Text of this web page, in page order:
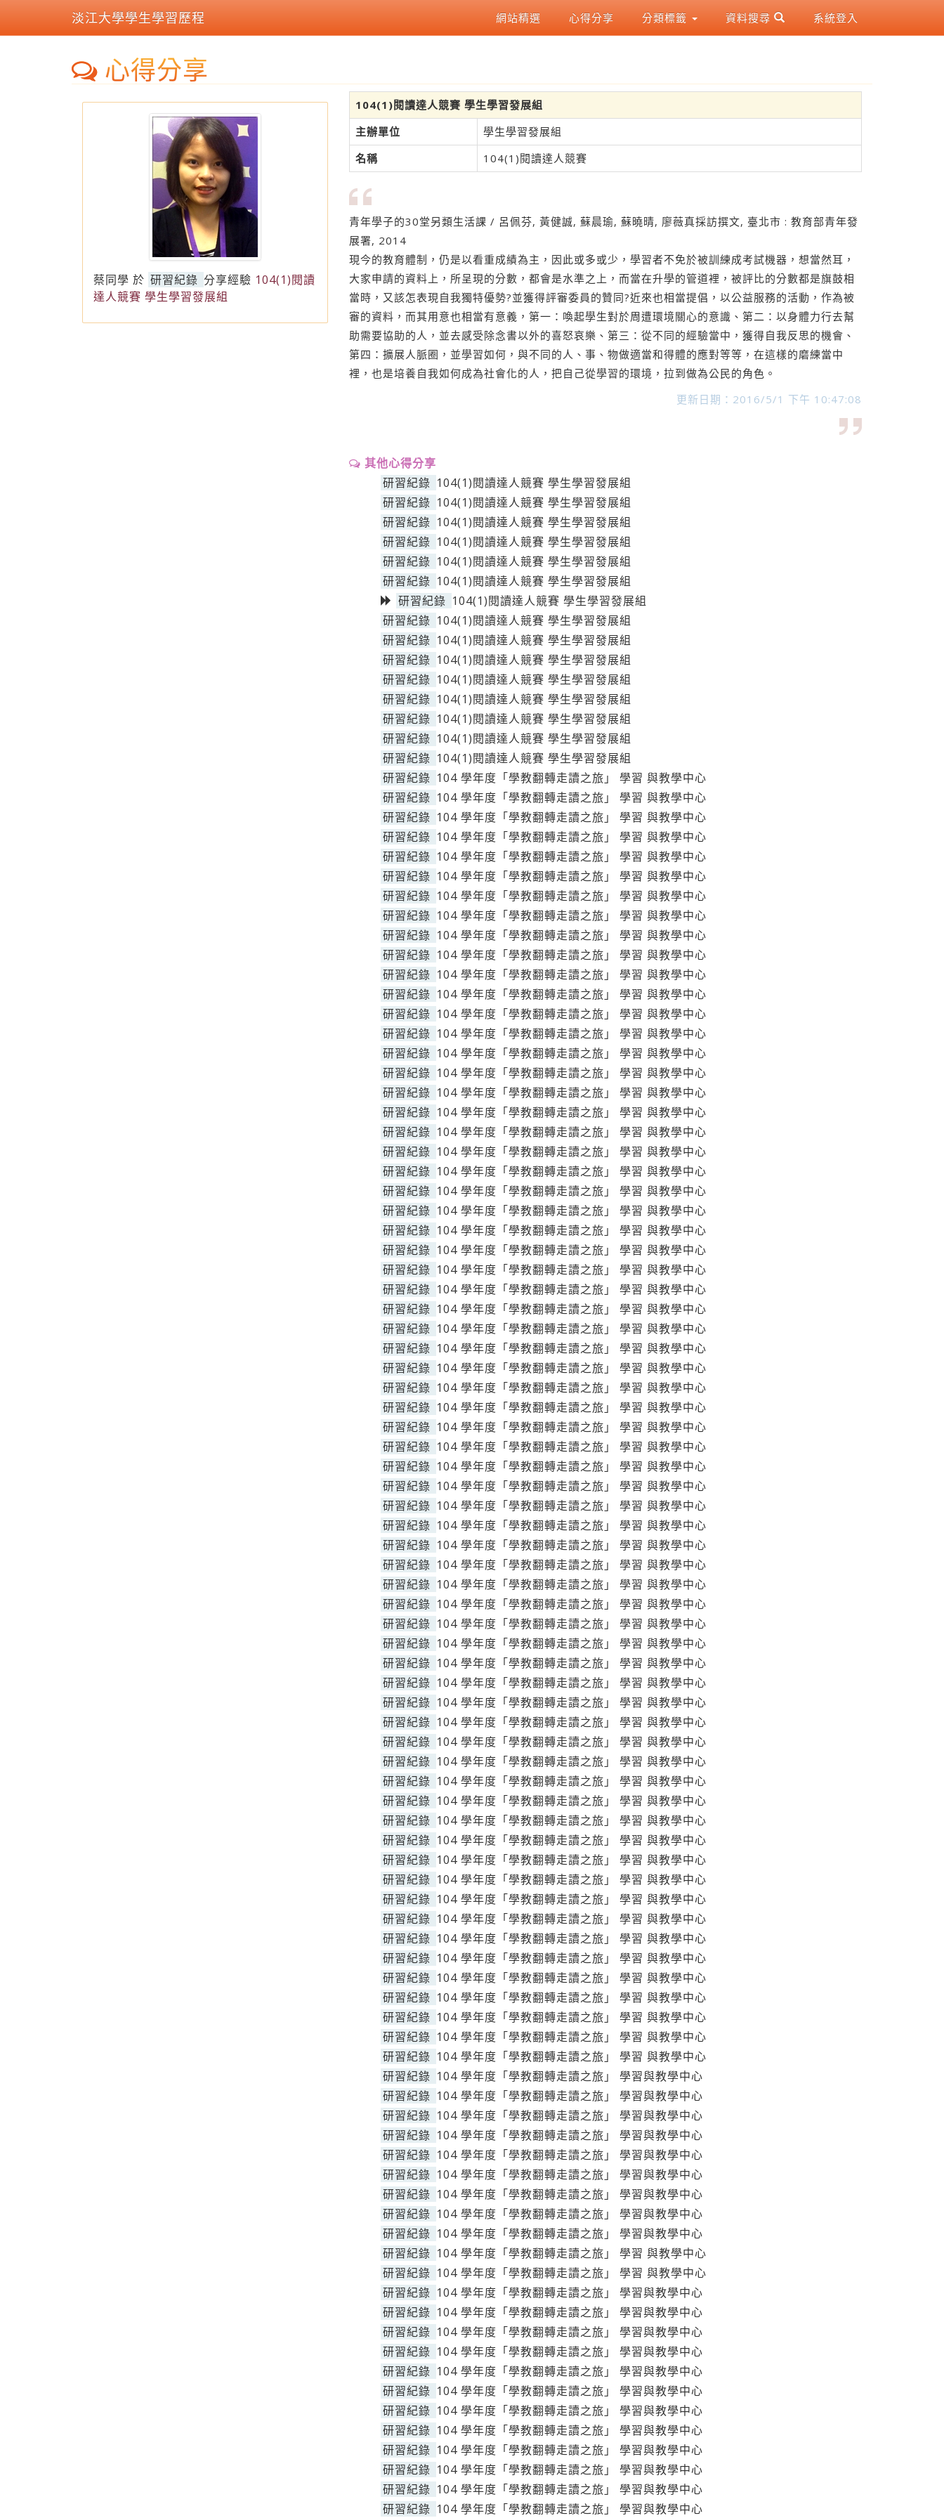
淡江大學學生學習歷程 網站精選 心得分享 分類標籤 資料搜尋 系統登入
心得分享
蔡同學 於 研習紀錄 分享經驗 104(1)閱讀
達人競賽 學生學習發展組
104(1)閱讀達人競賽 學生學習發展組
主辦單位
學生學習發展組
名稱
104(1)閱讀達人競賽
青年學子的30堂另類生活課 / 呂佩芬, 黃健誠, 蘇晨瑜, 蘇曉晴, 廖薇真採訪撰文, 臺北市 : 教育部青年發
展署, 2014
現今的教育體制，仍是以看重成績為主，因此或多或少，學習者不免於被訓練成考試機器，想當然耳，
大家申請的資料上，所呈現的分數，都會是水準之上，而當在升學的管道裡，被評比的分數都是旗鼓相
當時，又該怎表現自我獨特優勢?並獲得評審委員的贊同?近來也相當提倡，以公益服務的活動，作為被
審的資料，而其用意也相當有意義，第一：喚起學生對於周遭環境關心的意識、第二：以身體力行去幫
助需要協助的人，並去感受除念書以外的喜怒哀樂、第三：從不同的經驗當中，獲得自我反思的機會、
第四：擴展人脈圈，並學習如何，與不同的人、事、物做適當和得體的應對等等，在這樣的磨練當中
裡，也是培養自我如何成為社會化的人，把自己從學習的環境，拉到做為公民的角色。
更新日期：2016/5/1 下午 10:47:08
其他心得分享
研習紀錄 104(1)閱讀達人競賽 學生學習發展組
研習紀錄 104(1)閱讀達人競賽 學生學習發展組
研習紀錄 104(1)閱讀達人競賽 學生學習發展組
研習紀錄 104(1)閱讀達人競賽 學生學習發展組
研習紀錄 104(1)閱讀達人競賽 學生學習發展組
研習紀錄 104(1)閱讀達人競賽 學生學習發展組
研習紀錄 104(1)閱讀達人競賽 學生學習發展組
研習紀錄 104(1)閱讀達人競賽 學生學習發展組
研習紀錄 104(1)閱讀達人競賽 學生學習發展組
研習紀錄 104(1)閱讀達人競賽 學生學習發展組
研習紀錄 104(1)閱讀達人競賽 學生學習發展組
研習紀錄 104(1)閱讀達人競賽 學生學習發展組
研習紀錄 104(1)閱讀達人競賽 學生學習發展組
研習紀錄 104(1)閱讀達人競賽 學生學習發展組
研習紀錄 104(1)閱讀達人競賽 學生學習發展組
研習紀錄 104 學年度「學教翻轉走讀之旅」 學習 與教學中心
研習紀錄 104 學年度「學教翻轉走讀之旅」 學習 與教學中心
研習紀錄 104 學年度「學教翻轉走讀之旅」 學習 與教學中心
研習紀錄 104 學年度「學教翻轉走讀之旅」 學習 與教學中心
研習紀錄 104 學年度「學教翻轉走讀之旅」 學習 與教學中心
研習紀錄 104 學年度「學教翻轉走讀之旅」 學習 與教學中心
研習紀錄 104 學年度「學教翻轉走讀之旅」 學習 與教學中心
研習紀錄 104 學年度「學教翻轉走讀之旅」 學習 與教學中心
研習紀錄 104 學年度「學教翻轉走讀之旅」 學習 與教學中心
研習紀錄 104 學年度「學教翻轉走讀之旅」 學習 與教學中心
研習紀錄 104 學年度「學教翻轉走讀之旅」 學習 與教學中心
研習紀錄 104 學年度「學教翻轉走讀之旅」 學習 與教學中心
研習紀錄 104 學年度「學教翻轉走讀之旅」 學習 與教學中心
研習紀錄 104 學年度「學教翻轉走讀之旅」 學習 與教學中心
研習紀錄 104 學年度「學教翻轉走讀之旅」 學習 與教學中心
研習紀錄 104 學年度「學教翻轉走讀之旅」 學習 與教學中心
研習紀錄 104 學年度「學教翻轉走讀之旅」 學習 與教學中心
研習紀錄 104 學年度「學教翻轉走讀之旅」 學習 與教學中心
研習紀錄 104 學年度「學教翻轉走讀之旅」 學習 與教學中心
研習紀錄 104 學年度「學教翻轉走讀之旅」 學習 與教學中心
研習紀錄 104 學年度「學教翻轉走讀之旅」 學習 與教學中心
研習紀錄 104 學年度「學教翻轉走讀之旅」 學習 與教學中心
研習紀錄 104 學年度「學教翻轉走讀之旅」 學習 與教學中心
研習紀錄 104 學年度「學教翻轉走讀之旅」 學習 與教學中心
研習紀錄 104 學年度「學教翻轉走讀之旅」 學習 與教學中心
研習紀錄 104 學年度「學教翻轉走讀之旅」 學習 與教學中心
研習紀錄 104 學年度「學教翻轉走讀之旅」 學習 與教學中心
研習紀錄 104 學年度「學教翻轉走讀之旅」 學習 與教學中心
研習紀錄 104 學年度「學教翻轉走讀之旅」 學習 與教學中心
研習紀錄 104 學年度「學教翻轉走讀之旅」 學習 與教學中心
研習紀錄 104 學年度「學教翻轉走讀之旅」 學習 與教學中心
研習紀錄 104 學年度「學教翻轉走讀之旅」 學習 與教學中心
研習紀錄 104 學年度「學教翻轉走讀之旅」 學習 與教學中心
研習紀錄 104 學年度「學教翻轉走讀之旅」 學習 與教學中心
研習紀錄 104 學年度「學教翻轉走讀之旅」 學習 與教學中心
研習紀錄 104 學年度「學教翻轉走讀之旅」 學習 與教學中心
研習紀錄 104 學年度「學教翻轉走讀之旅」 學習 與教學中心
研習紀錄 104 學年度「學教翻轉走讀之旅」 學習 與教學中心
研習紀錄 104 學年度「學教翻轉走讀之旅」 學習 與教學中心
研習紀錄 104 學年度「學教翻轉走讀之旅」 學習 與教學中心
研習紀錄 104 學年度「學教翻轉走讀之旅」 學習 與教學中心
研習紀錄 104 學年度「學教翻轉走讀之旅」 學習 與教學中心
研習紀錄 104 學年度「學教翻轉走讀之旅」 學習 與教學中心
研習紀錄 104 學年度「學教翻轉走讀之旅」 學習 與教學中心
研習紀錄 104 學年度「學教翻轉走讀之旅」 學習 與教學中心
研習紀錄 104 學年度「學教翻轉走讀之旅」 學習 與教學中心
研習紀錄 104 學年度「學教翻轉走讀之旅」 學習 與教學中心
研習紀錄 104 學年度「學教翻轉走讀之旅」 學習 與教學中心
研習紀錄 104 學年度「學教翻轉走讀之旅」 學習 與教學中心
研習紀錄 104 學年度「學教翻轉走讀之旅」 學習 與教學中心
研習紀錄 104 學年度「學教翻轉走讀之旅」 學習 與教學中心
研習紀錄 104 學年度「學教翻轉走讀之旅」 學習 與教學中心
研習紀錄 104 學年度「學教翻轉走讀之旅」 學習 與教學中心
研習紀錄 104 學年度「學教翻轉走讀之旅」 學習 與教學中心
研習紀錄 104 學年度「學教翻轉走讀之旅」 學習 與教學中心
研習紀錄 104 學年度「學教翻轉走讀之旅」 學習 與教學中心
研習紀錄 104 學年度「學教翻轉走讀之旅」 學習 與教學中心
研習紀錄 104 學年度「學教翻轉走讀之旅」 學習 與教學中心
研習紀錄 104 學年度「學教翻轉走讀之旅」 學習 與教學中心
研習紀錄 104 學年度「學教翻轉走讀之旅」 學習 與教學中心
研習紀錄 104 學年度「學教翻轉走讀之旅」 學習 與教學中心
研習紀錄 104 學年度「學教翻轉走讀之旅」 學習 與教學中心
研習紀錄 104 學年度「學教翻轉走讀之旅」 學習 與教學中心
研習紀錄 104 學年度「學教翻轉走讀之旅」 學習 與教學中心
研習紀錄 104 學年度「學教翻轉走讀之旅」 學習 與教學中心
研習紀錄 104 學年度「學教翻轉走讀之旅」 學習 與教學中心
研習紀錄 104 學年度「學教翻轉走讀之旅」 學習與教學中心
研習紀錄 104 學年度「學教翻轉走讀之旅」 學習與教學中心
研習紀錄 104 學年度「學教翻轉走讀之旅」 學習與教學中心
研習紀錄 104 學年度「學教翻轉走讀之旅」 學習與教學中心
研習紀錄 104 學年度「學教翻轉走讀之旅」 學習與教學中心
研習紀錄 104 學年度「學教翻轉走讀之旅」 學習與教學中心
研習紀錄 104 學年度「學教翻轉走讀之旅」 學習與教學中心
研習紀錄 104 學年度「學教翻轉走讀之旅」 學習與教學中心
研習紀錄 104 學年度「學教翻轉走讀之旅」 學習與教學中心
研習紀錄 104 學年度「學教翻轉走讀之旅」 學習 與教學中心
研習紀錄 104 學年度「學教翻轉走讀之旅」 學習 與教學中心
研習紀錄 104 學年度「學教翻轉走讀之旅」 學習與教學中心
研習紀錄 104 學年度「學教翻轉走讀之旅」 學習與教學中心
研習紀錄 104 學年度「學教翻轉走讀之旅」 學習與教學中心
研習紀錄 104 學年度「學教翻轉走讀之旅」 學習與教學中心
研習紀錄 104 學年度「學教翻轉走讀之旅」 學習與教學中心
研習紀錄 104 學年度「學教翻轉走讀之旅」 學習與教學中心
研習紀錄 104 學年度「學教翻轉走讀之旅」 學習與教學中心
研習紀錄 104 學年度「學教翻轉走讀之旅」 學習與教學中心
研習紀錄 104 學年度「學教翻轉走讀之旅」 學習與教學中心
研習紀錄 104 學年度「學教翻轉走讀之旅」 學習與教學中心
研習紀錄 104 學年度「學教翻轉走讀之旅」 學習與教學中心
研習紀錄 104 學年度「學教翻轉走讀之旅」 學習與教學中心